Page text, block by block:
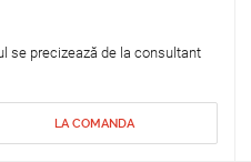
se precizează de la consultant
LA COMANDA